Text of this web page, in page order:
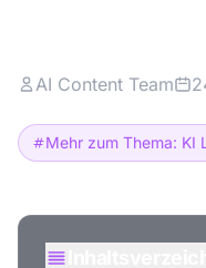
AI Content Team
Mehr zum Thema: KI